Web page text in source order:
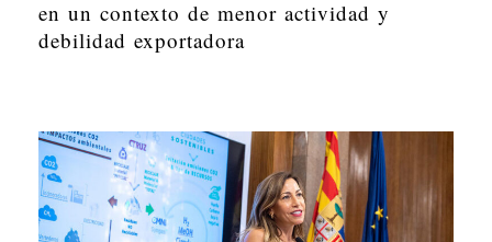
en un contexto de menor actividad y
debilidad exportadora